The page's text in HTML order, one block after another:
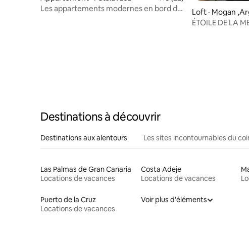
Les appartements modernes en bord de
Loft ·
ÉTOILE DE LA
Destinations à découvrir
Destinations aux alentours Les sites incontournables du
Las Palmas de Gran Canaria
Locations de vacances
Costa Adeje
Locations de vacances
Puerto de la Cruz
Locations de vacances
Voir plus d'éléments